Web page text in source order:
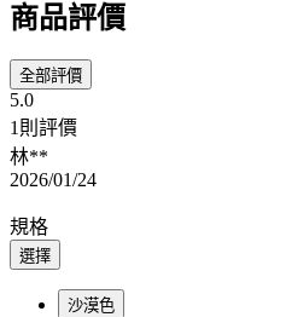
商品評價
全部評價
5.0
1則評價
林**
2026/01/24
規格
選擇
沙漠色